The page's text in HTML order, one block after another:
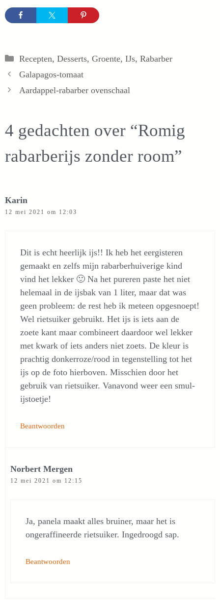
Categorieën
Recepten, Desserts, Groente, IJs, Rabarber
Galapagos-tomaat
Aardappel-rabarber ovenschaal
4 gedachten over “Romig
rabarberijs zonder room”
Karin
12 mei 2021 om 12:03
Dit is echt heerlijk ijs!! Ik heb het eergisteren
gemaakt en zelfs mijn rabarberhuiverige kind
vind het lekker 🙂 Na het pureren paste het niet
helemaal in de ijsbak van 1 liter, maar dat was
geen probleem: de rest heb ik meteen opgesnoept!
Wel rietsuiker gebruikt. Het ijs is iets aan de
zoete kant maar combineert daardoor wel lekker
met kwark of iets anders niet zoets. De kleur is
prachtig donkerroze/rood in tegenstelling tot het
ijs op de foto hierboven. Misschien door het
gebruik van rietsuiker. Vanavond weer een smul-
ijstoetje!
Beantwoorden
Norbert Mergen
12 mei 2021 om 12:15
Ja, panela maakt alles bruiner, maar het is
ongeraffineerde rietsuiker. Ingedroogd sap.
Beantwoorden